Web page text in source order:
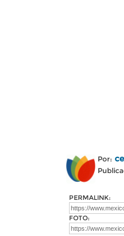
Por:
PERMALINK:
FOTO: